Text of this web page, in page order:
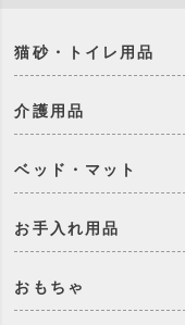
猫砂・トイレ用品
介護用品
ベッド・マット
お手入れ用品
おもちゃ